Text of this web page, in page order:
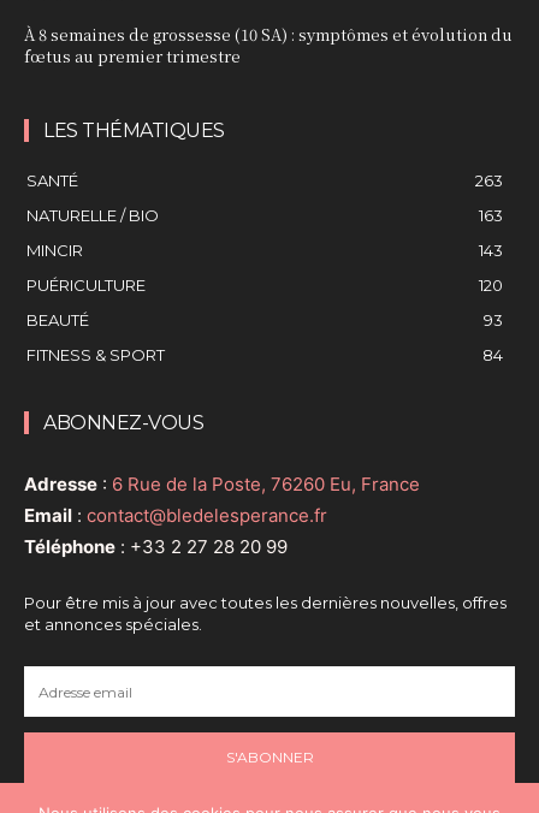
À 8 semaines de grossesse (10 SA) : symptômes et évolution du
fœtus au premier trimestre
LES THÉMATIQUES
SANTÉ
263
NATURELLE / BIO
163
MINCIR
143
PUÉRICULTURE
120
BEAUTÉ
93
FITNESS & SPORT
84
ABONNEZ-VOUS
Adresse : 6 Rue de la Poste, 76260 Eu, France
Email : contact@bledelesperance.fr
Téléphone : +33 2 27 28 20 99
Pour être mis à jour avec toutes les dernières nouvelles, offres
et annonces spéciales.
S'ABONNER